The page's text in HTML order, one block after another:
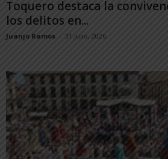
Toquero destaca la
los delitos en...
Juanjo Ramos - 31 julio, 2026